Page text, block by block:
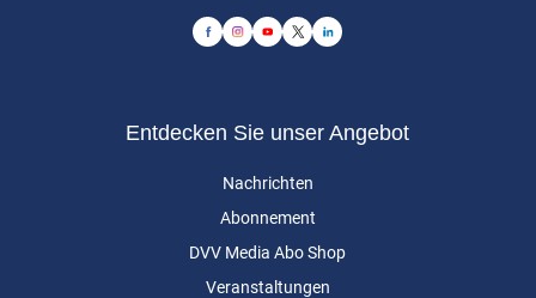
Entdecken Sie unser Angebot
Nachrichten
Abonnement
DVV Media Abo Shop
Veranstaltungen